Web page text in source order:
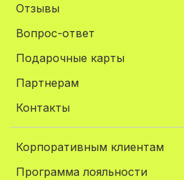
Отзывы
Вопрос-ответ
Подарочные карты
Партнерам
Контакты
Корпоративным клиентам
Программа лояльности